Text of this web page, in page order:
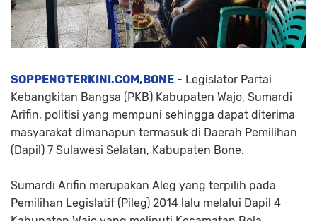
SOPPENGTERKINI.COM,BONE - Legislator Partai
Kebangkitan Bangsa (PKB) Kabupaten Wajo, Sumardi
Arifin, politisi yang mempuni sehingga dapat diterima
masyarakat dimanapun termasuk di Daerah Pemilihan
(Dapil) 7 Sulawesi Selatan, Kabupaten Bone.
Sumardi Arifin merupakan Aleg yang terpilih pada
Pemilihan Legislatif (Pileg) 2014 lalu melalui Dapil 4